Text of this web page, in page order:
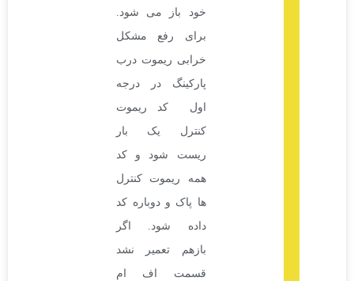
خود باز می شود.
برای رفع مشکل
خرابی ریموت درب
پارکینگ در درجه
اول کد ریموت
کنترل یک بار
ریست شود و کد
همه ریموت کنترل
ها پاک و دوباره کد
داده شود. اگر
بازهم تعمیر نشد
قسمت اف ام